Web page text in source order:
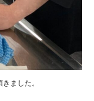
ました。